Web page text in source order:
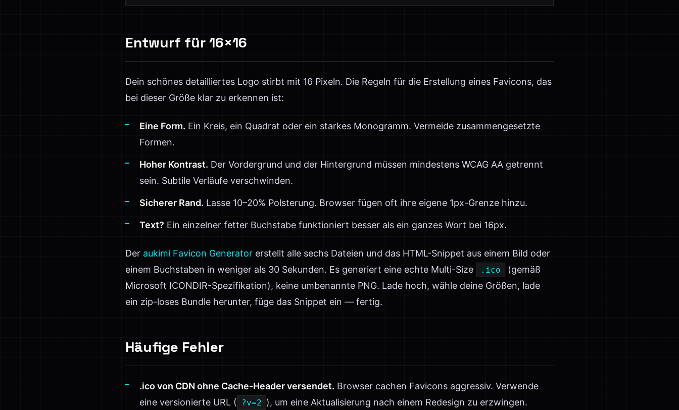
Entwurf für 16×16
Dein schönes detailliertes Logo stirbt mit 16 Pixeln. Die Regeln für die Erstellung eines Favicons, das
bei dieser Größe klar zu erkennen ist:
Eine Form. Ein Kreis, ein Quadrat oder ein starkes Monogramm. Vermeide zusammengesetzte
Formen.
Hoher Kontrast. Der Vordergrund und der Hintergrund müssen mindestens WCAG AA getrennt
sein. Subtile Verläufe verschwinden.
Sicherer Rand. Lasse 10–20% Polsterung. Browser fügen oft ihre eigene 1px-Grenze hinzu.
Text? Ein einzelner fetter Buchstabe funktioniert besser als ein ganzes Wort bei 16px.
Der aukimi Favicon Generator erstellt alle sechs Dateien und das HTML-Snippet aus einem Bild oder
einem Buchstaben in weniger als 30 Sekunden. Es generiert eine echte Multi-Size
.ico
(gemäß
Microsoft ICONDIR-Spezifikation), keine umbenannte PNG. Lade hoch, wähle deine Größen, lade
ein zip-loses Bundle herunter, füge das Snippet ein — fertig.
Häufige Fehler
.ico von CDN ohne Cache-Header versendet. Browser cachen Favicons aggressiv. Verwende
eine versionierte URL (
?v=2 ), um eine Aktualisierung nach einem Redesign zu erzwingen.